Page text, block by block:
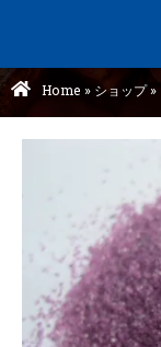
Home » ショップ»